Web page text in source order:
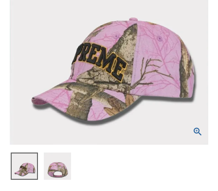
ィッファレンス6パ
ネルキャップ ピン
NEW ITEMS
Tシャツ・ロングスリーブ
パーカー・トレーナー